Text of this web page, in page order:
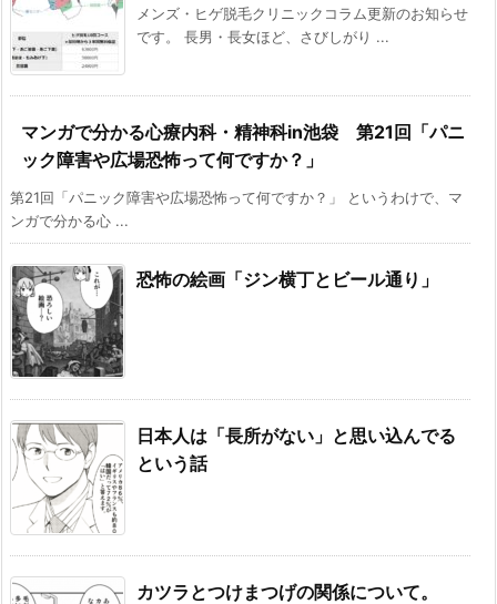
メンズ・ヒゲ脱毛クリニックコラム更新のお知らせ
です。 長男・長女ほど、さびしがり ...
マンガで分かる心療内科・精神科in池袋 第21回「パニ
ック障害や広場恐怖って何ですか？」
第21回「パニック障害や広場恐怖って何ですか？」 というわけで、マ
ンガで分かる心 ...
恐怖の絵画「ジン横丁とビール通り」
日本人は「長所がない」と思い込んでる
という話
カツラとつけまつげの関係について。